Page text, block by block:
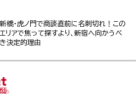
新橋・虎ノ門で商談直前に名刺切れ！この
エリアで焦って探すより、新宿へ向かうべ
き決定的理由